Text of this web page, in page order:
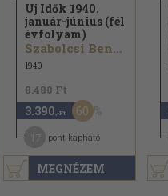
MEGNÉZEM
Uj Idők 1940.
január-június (fél
évfolyam)
Szabolcsi Bence...
1940
8.480 Ft
3.390 ,-Ft 60
pont kapható